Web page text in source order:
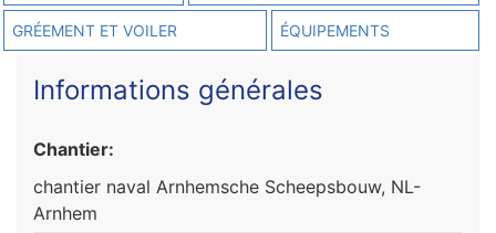
GRÉEMENT ET VOILER ÉQUIPEMENTS
Informations générales
Chantier:
chantier naval Arnhemsche Scheepsbouw, NL-
Arnhem